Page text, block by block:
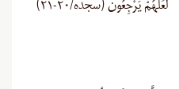
لَعَلَّهُمْ يَرْجِعُونَ (سجده/۲۰-۲۱)